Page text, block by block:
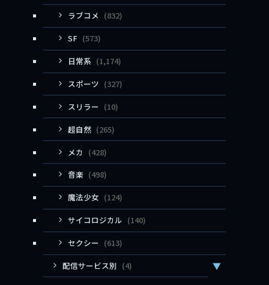
ラブコメ (832)
SF (573)
日常系 (1,174)
スポーツ (327)
スリラー (10)
超自然 (265)
メカ (428)
音楽 (498)
魔法少女 (124)
サイコロジカル (140)
セクシー (613)
配信サービス別 (4) ▼